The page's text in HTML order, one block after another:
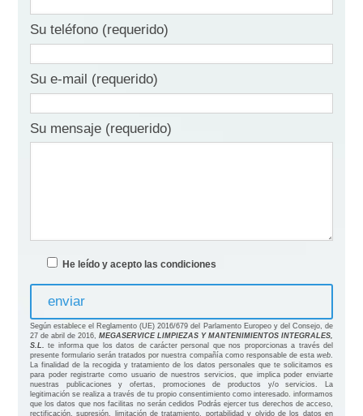
Su teléfono (requerido)
Su e-mail (requerido)
Su mensaje (requerido)
He leído y acepto las condiciones
Según establece el Reglamento (UE) 2016/679 del Parlamento Europeo y del Consejo, de
27 de abril de 2016,MEGASERVICE LIMPIEZAS Y MANTENIMIENTOS INTEGRALES,
S.L.
te informa que los datos de carácter personal que nos proporcionas a través del
presente formulario serán tratados por nuestra compañía como responsable de estaweb
La finalidad de la recogida y tratamiento de los datos personales que te solicitamos es
para poder registrarte como usuario de nuestros servicios, que implica poder enviarte
nuestras publicaciones y ofertas, promociones de productos y/o servicios. La
legitimación se realiza a través de tu propio consentimiento como interesado. informamos
que los datos que nos facilitas no serán cedidos Podrás ejercer tus derechos de acceso,
rectificación, supresión, limitación de tratamiento, portabilidad y olvido de los datos en